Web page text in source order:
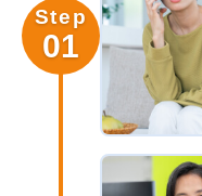
Step
01